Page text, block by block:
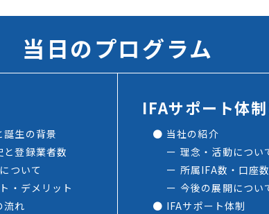
当日のプログラム
誕生の背景
登録業者数
ついて
・デメリット
流れ
IFAサポート体
当社の紹介
理念・活動につい
所属IFA数・口座
今後の展開につい
IFAサポート体制